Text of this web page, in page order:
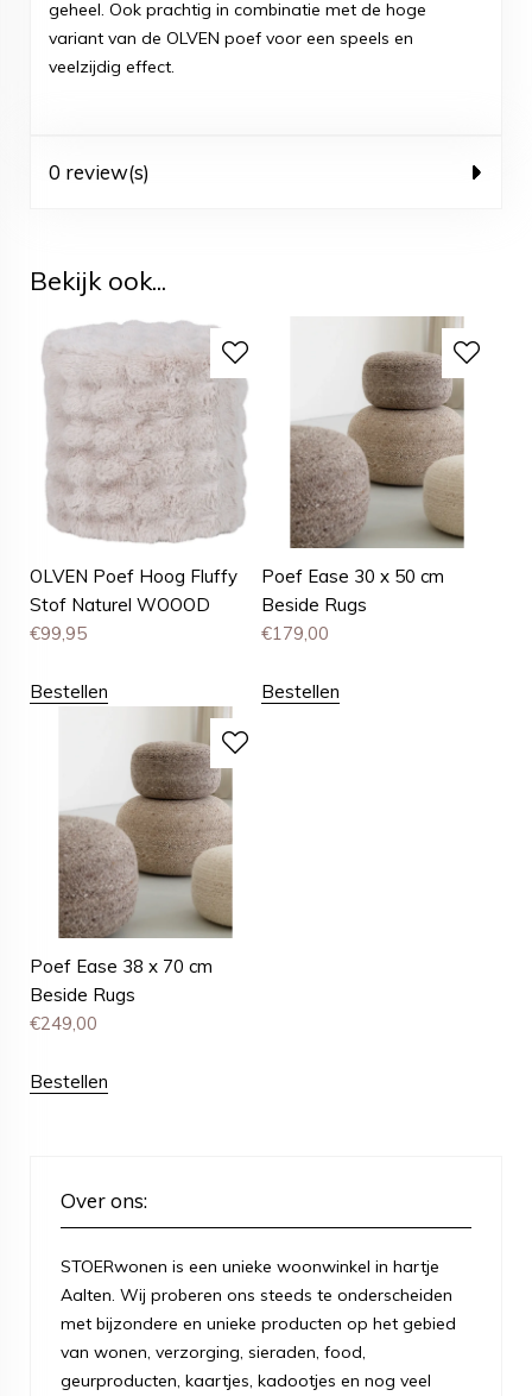
geheel. Ook prachtig in combinatie met de hoge
variant van de OLVEN poef voor een speels en
veelzijdig effect.
0 review(s)
Bekijk ook...
OLVEN Poef Hoog Fluffy
Stof Naturel WOOOD
€99,95
Bestellen
Poef Ease 30 x 50 cm
Beside Rugs
€179,00
Bestellen
Poef Ease 38 x 70 cm
Beside Rugs
€249,00
Bestellen
Over ons:
STOERwonen is een unieke woonwinkel in hartje
Aalten. Wij proberen ons steeds te onderscheiden
met bijzondere en unieke producten op het gebied
van wonen, verzorging, sieraden, food,
geurproducten, kaartjes, kadootjes en nog veel